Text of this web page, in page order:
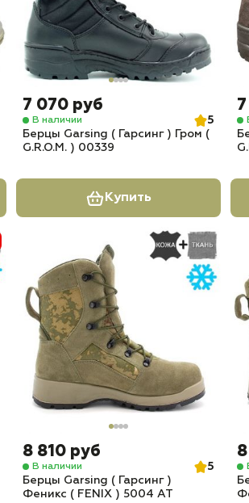
7 070 руб
В наличии
5
Берцы Garsing ( Гарсинг ) Гром (
G.R.O.M. ) 00339
Купить
8 810 руб
В наличии
5
Берцы Garsing ( Гарсинг )
Феникс ( FENIX ) 5004 АТ